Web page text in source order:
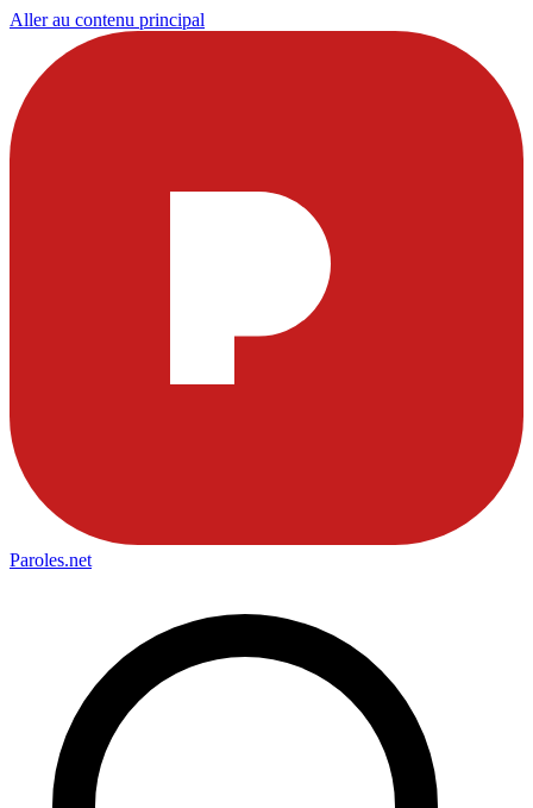
Aller au contenu principal
Paroles.net